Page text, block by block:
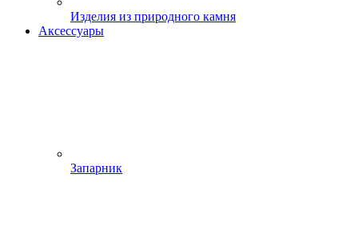
Изделия из природного камня
Аксессуары
Запарник